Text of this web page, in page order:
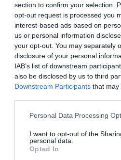
section to confirm your selection.
opt-out request is processed you
interest-based ads based on
us or personal information
your opt-out. You may separately
disclosure of your personal
IAB’s list of downstream
also be disclosed by us to third
Downstream Participants that may
Please note that this website/app
not limited to your visit or usage
grant or deny consent to Google
use your data for below specified
Personal Data Processing
I want to opt-out of the
personal data.
Opted In
ADÓ
Hiába nyomorgatták, a kata
valaha
Az adózási forma töretlen
szféra több mint egyharmada katázik.